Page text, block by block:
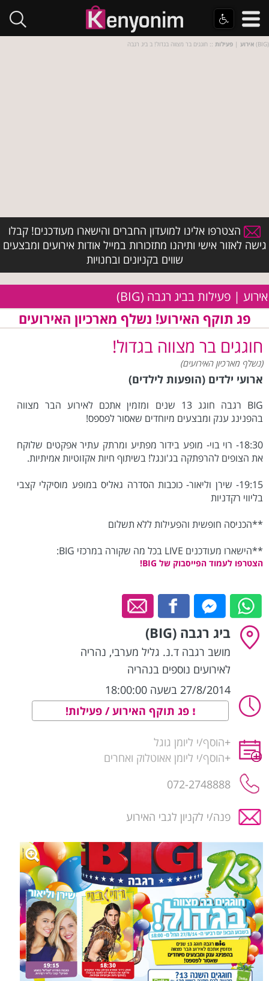
אירוע | פעילות :: חוגגים בר מצווה בגדול! ב ביג רגבה (BIG)
הצטרפו אלינו למועדון החברים והישארו מעודכנים! קבלו
גישה לאזור אישי ותיהנו מתזכורות במייל אודות אירועים ומבצעים
שווים בקניונים ובחנויות
אירוע | פעילות בביג רגבה (BIG)
פג תוקף האירוע! נשלף מארכיון האירועים
חוגגים בר מצווה בגדול!
(נשלף מארכיון האירועים)
ארועי ילדים (הופעות לילדים)
BIG רגבה חוגג 13 שנים ומזמין אתכם לאירוע הבר מצווה
בהפנינג ענק ומבצעים מיוחדים שאסור לפספס!
18:30- רוי בוי- מופע בידור מפתיע ומרתק עתיר אפקטים שלוקח
את הצופים להרפתקה בג'ונגל! בשיתוף חיות אקזוטיות אמיתיות.
19:15- שירן וליאור- כוכבות הסדרה גאליס במופע מוסיקלי קצבי
בליווי רקדניות
**הכניסה חופשית והפעילות ללא תשלום
**הישארו מעודכנים LIVE בכל מה שקורה במרכזי BIG:
הצטרפו לעמוד הפייסבוק של BIG!
ביג רגבה (BIG)
מושב רגבה ד.נ. גליל מערבי, נהריה
לאירועים נוספים בנהריה
27/8/2014 בשעה 18:00:00
פג תוקף האירוע / פעילות!
+הוסף/י ליומן גוגל
+הוסף/י ליומן אאוטלוק ואחרים
072-2748888
פנה/י לקניון לגבי האירוע